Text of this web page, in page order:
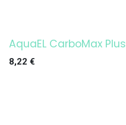
Agotado
AquaEL CarboMax Plus
8,22 €